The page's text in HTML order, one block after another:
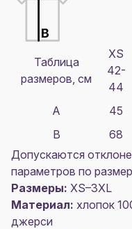
Таблица
размеров, см
XS
42-
44
A
45
B
68
Допускаются
параметров по
Размеры: XS–3XL
Материал: хлопок
джерси